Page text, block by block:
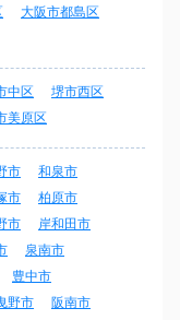
大阪市都島区
中区
堺市西区
美原区
市
和泉市
市
柏原市
市
岸和田市
泉南市
豊中市
野市
阪南市